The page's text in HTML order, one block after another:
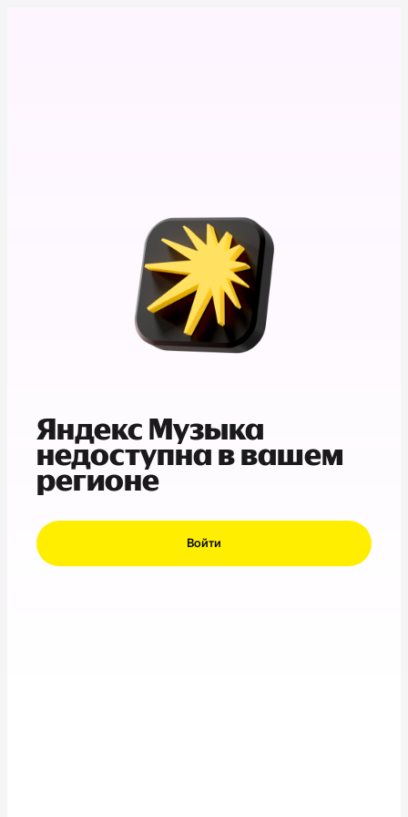
Яндекс Музыка
недоступна в вашем
регионе
Войти